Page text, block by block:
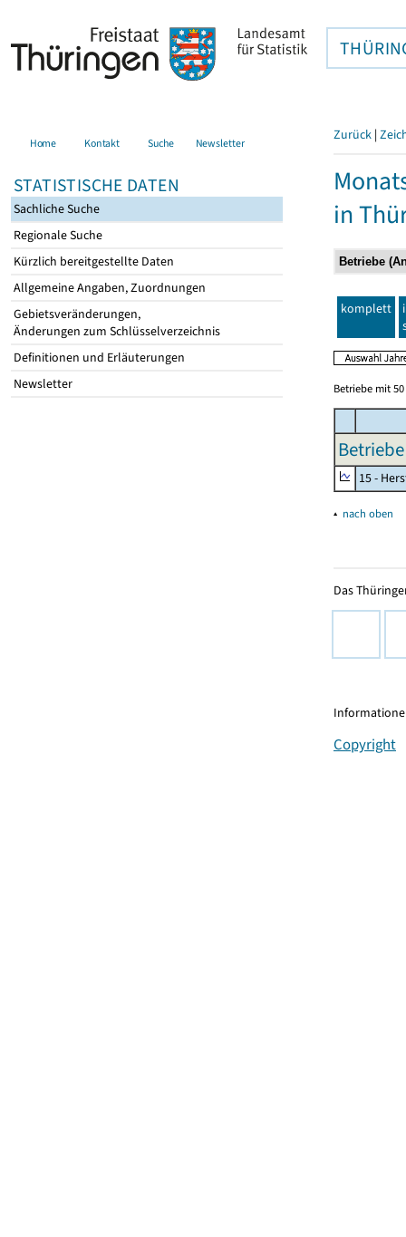
Home Kontakt Suche Newsletter
STATISTISCHE DATEN
Sachliche Suche
Regionale Suche
Kürzlich bereitgestellte Daten
Allgemeine Angaben, Zuordnungen
Gebietsveränderungen,
Änderungen zum Schlüsselverzeichnis
Definitionen und Erläuterungen
Newsletter
Zurück |
in
komplett
Betriebe mit
15 -
▴ nach oben
Das
Copyright